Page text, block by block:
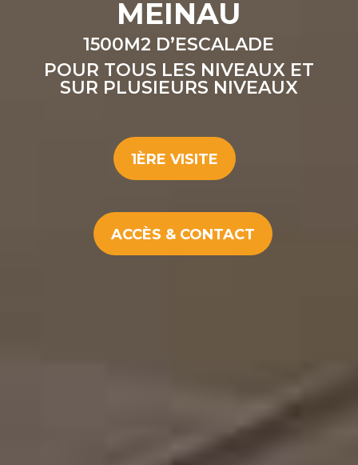
MEINAU
1500M2 D’ESCALADE
POUR TOUS LES NIVEAUX ET
SUR PLUSIEURS NIVEAUX
1ÈRE VISITE
ACCÈS & CONTACT